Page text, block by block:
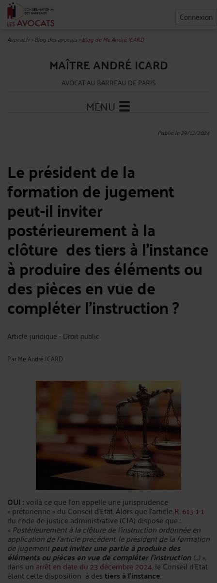
Connexion
Avocat.fr>Blog des avocats>Blog de Me André ICARD
MAÎTRE ANDRÉ ICARD
AVOCAT AU BARREAU DE PARIS
MENU
Publié le 29/12/2024
Le président de la
formation de jugement
peut-il inviter
postérieurement à la
clôture des tiers à l’instance
à produire des éléments ou
des pièces en vue de
compléter l’instruction ?
Article juridique - Droit public
ParMe André ICARD
OUI :voilà ce que l’on appelle une jurisprudence
« prétorienne » du Conseil d’Etat. Alors que l’articleR. 613-1-1
du code de justice administrative (CJA) dispose que :
« Postérieurement à la clôture de l'instruction ordonnée en
application de l'article précédent, le président de la formation
de jugementpeut inviter une partie à produire des
éléments ou pièces en vue de compléter l'instruction(…) »,
dans un arrêt en date du 23 décembre 2024, le Conseil d’Etat
étant cette disposition à destiers à l’instance.